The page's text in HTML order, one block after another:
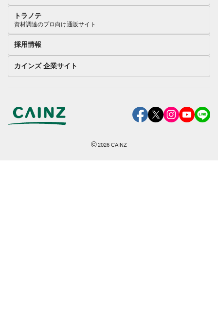
トラノテ
資材調達のプロ向け通販サイト
採用情報
カインズ 企業サイト
©2026 CAINZ